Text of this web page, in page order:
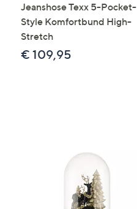
Jeanshose Texx 5-Pocket-
Style Komfortbund High-
Stretch
€ 109,95